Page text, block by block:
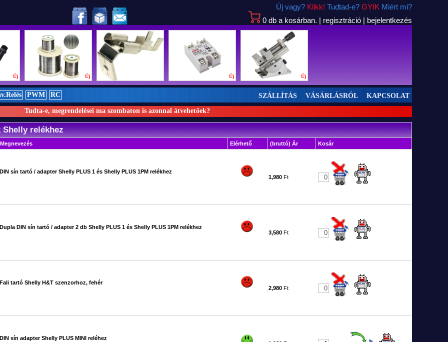
csapatunk: RMRC liga nemzetközi döntőjében!
0 db a kosárban. | regisztráció | bejelentkezés
Új vagy? Klikk! Tudtad-e? GYIK Miért mi?
Új Új Új Új
Tudta-e, megrendelései ma szombaton is azonnal átvehetőek?
PWM RC SZÁLLÍTÁS VÁSÁRLÁSRÓL KAPCSOLAT
relékhez
Megnevezés Elérhető (bruttó) Ár Kosár
DIN sín tartó / adapter Shelly PLUS 1 és Shelly PLUS 1PM relékhez
1,980 Ft
Dupla DIN sín tartó / adapter 2 db Shelly PLUS 1 és Shelly PLUS 1PM relékhez
3,580 Ft
Fali tartó Shelly H&T szenzorhoz, fehér
2,980 Ft
DIN sín adapter Shelly PLUS MINI reléhez